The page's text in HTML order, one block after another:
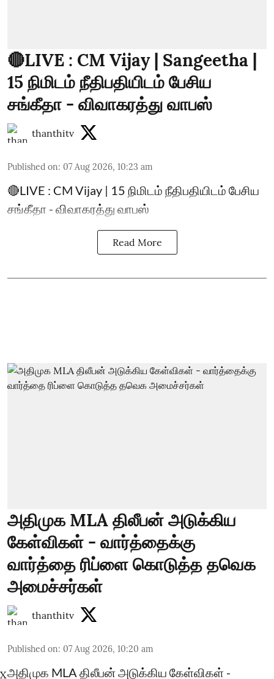
🔴LIVE : CM Vijay | Sangeetha |
15 நிமிடம் நீதிபதியிடம் பேசிய
சங்கீதா - விவாகரத்து வாபஸ்
thanthitv
Published on: 07 Aug 2026, 10:23 am
🔴LIVE : CM Vijay | 15 நிமிடம் நீதிபதியிடம் பேசிய
சங்கீதா - விவாகரத்து வாபஸ்
Read More
அதிமுக MLA திலீபன் அடுக்கிய
கேள்விகள் - வார்த்தைக்கு
வார்த்தை ரிப்ளை கொடுத்த தவெக
அமைச்சர்கள்
thanthitv
Published on: 07 Aug 2026, 10:20 am
அதிமுக MLA திலீபன் அடுக்கிய கேள்விகள் -
X